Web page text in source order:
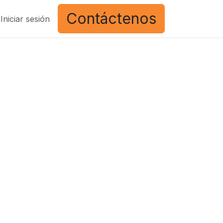
Iniciar sesión Contáctenos